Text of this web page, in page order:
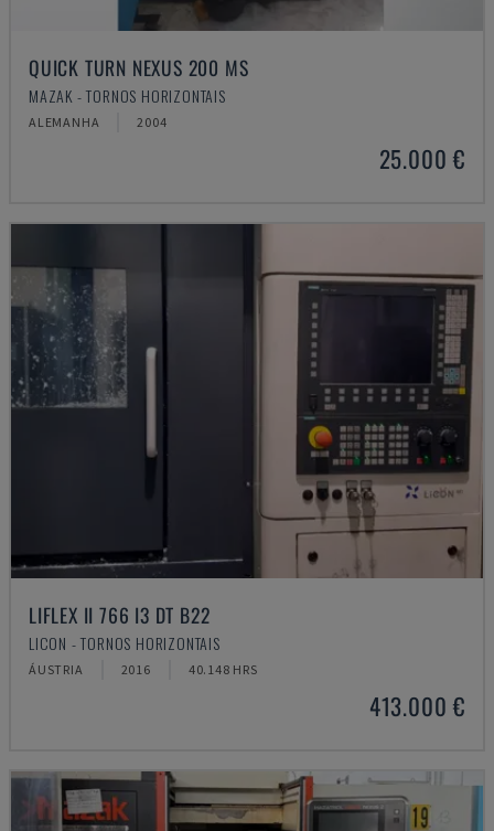
QUICK TURN NEXUS 200 MS
MAZAK - TORNOS HORIZONTAIS
ALEMANHA 2004
25.000 €
LIFLEX II 766 I3 DT B22
LICON - TORNOS HORIZONTAIS
ÁUSTRIA 2016 40.148 HRS
413.000 €